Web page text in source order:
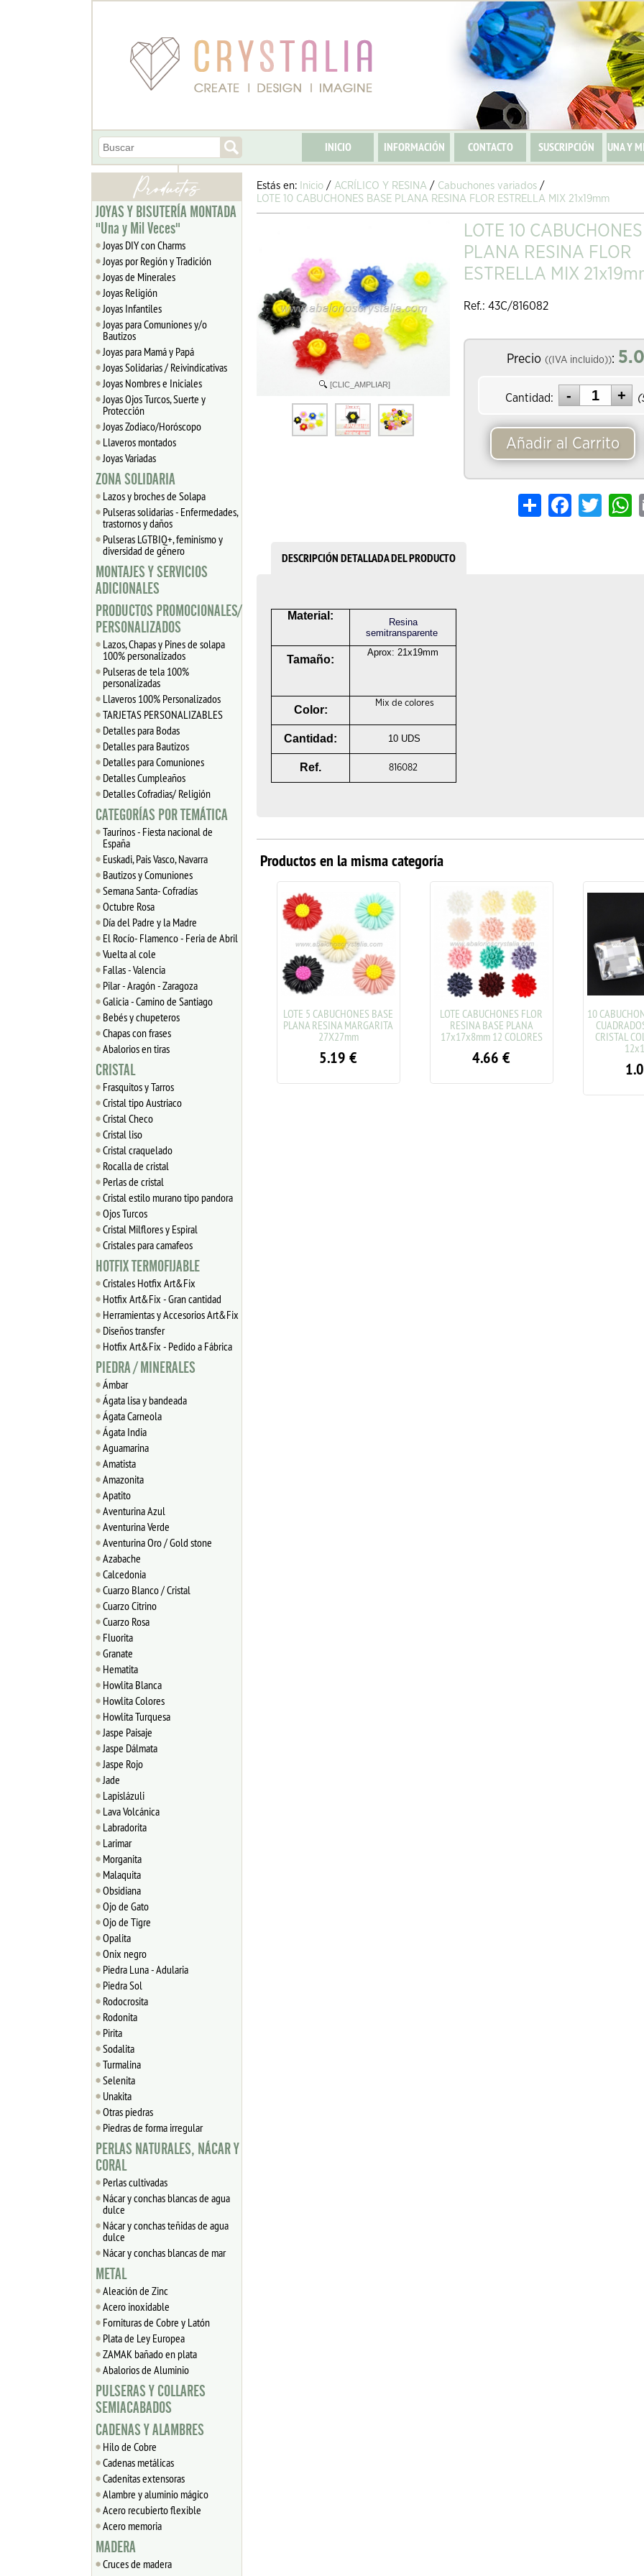
INICIO INFORMACIÓN CONTACTO SUSCRIPCIÓN UNA Y
JOYAS Y BISUTERÍA MONTADA
"Una y Mil Veces"
Joyas DIY con Charms
Joyas por Región y Tradición
Joyas de Minerales
Joyas Religión
Joyas Infantiles
Joyas para Comuniones y/o
Bautizos
Joyas para Mamá y Papá
Joyas Solidarias / Reivindicativas
Joyas Nombres e Iniciales
Joyas Ojos Turcos, Suerte y
Protección
Joyas Zodiaco/Horóscopo
Llaveros montados
Joyas Variadas
ZONA SOLIDARIA
Lazos y broches de Solapa
Pulseras solidarias - Enfermedades,
trastornos y daños
Pulseras LGTBIQ+, feminismo y
diversidad de género
MONTAJES Y SERVICIOS
ADICIONALES
PRODUCTOS PROMOCIONALES/
PERSONALIZADOS
Lazos, Chapas y Pines de solapa
100% personalizados
Pulseras de tela 100%
personalizadas
Llaveros 100% Personalizados
TARJETAS PERSONALIZABLES
Detalles para Bodas
Detalles para Bautizos
Detalles para Comuniones
Detalles Cumpleaños
Detalles Cofradias/ Religión
CATEGORÍAS POR TEMÁTICA
Taurinos - Fiesta nacional de
España
Euskadi, Pais Vasco, Navarra
Bautizos y Comuniones
Semana Santa- Cofradías
Octubre Rosa
Día del Padre y la Madre
El Rocío- Flamenco - Feria de Abril
Vuelta al cole
Fallas - Valencia
Pilar - Aragón - Zaragoza
Galicia - Camino de Santiago
Bebés y chupeteros
Chapas con frases
Abalorios en tiras
CRISTAL
Frasquitos y Tarros
Cristal tipo Austriaco
Cristal Checo
Cristal liso
Cristal craquelado
Rocalla de cristal
Perlas de cristal
Cristal estilo murano tipo pandora
Ojos Turcos
Cristal Milflores y Espiral
Cristales para camafeos
HOTFIX TERMOFIJABLE
Cristales Hotfix Art&Fix
Hotfix Art&Fix - Gran cantidad
Herramientas y Accesorios Art&Fix
Diseños transfer
Hotfix Art&Fix - Pedido a Fábrica
PIEDRA / MINERALES
Ámbar
Ágata lisa y bandeada
Ágata Carneola
Ágata India
Aguamarina
Amatista
Amazonita
Apatito
Aventurina Azul
Aventurina Verde
Aventurina Oro / Gold stone
Azabache
Calcedonia
Cuarzo Blanco / Cristal
Cuarzo Citrino
Cuarzo Rosa
Fluorita
Granate
Hematita
Howlita Blanca
Howlita Colores
Howlita Turquesa
Jaspe Paisaje
Jaspe Dálmata
Jaspe Rojo
Jade
Lapislázuli
Lava Volcánica
Labradorita
Larimar
Morganita
Malaquita
Obsidiana
Ojo de Gato
Ojo de Tigre
Opalita
Onix negro
Piedra Luna - Adularia
Piedra Sol
Rodocrosita
Rodonita
Pirita
Sodalita
Turmalina
Selenita
Unakita
Otras piedras
Piedras de forma irregular
PERLAS NATURALES, NÁCAR Y
CORAL
Perlas cultivadas
Nácar y conchas blancas de agua
dulce
Nácar y conchas teñidas de agua
dulce
Nácar y conchas blancas de mar
METAL
Aleación de Zinc
Acero inoxidable
Fornituras de Cobre y Latón
Plata de Ley Europea
ZAMAK bañado en plata
Abalorios de Aluminio
PULSERAS Y COLLARES
SEMIACABADOS
CADENAS Y ALAMBRES
Hilo de Cobre
Cadenas metálicas
Cadenitas extensoras
Alambre y aluminio mágico
Acero recubierto flexible
Acero memoria
MADERA
Cruces de madera
Estás en: Inicio / ACRÍLICO Y RESINA / Cabuchones variados /
LOTE 10 CABUCHONES BASE PLANA RESINA FLOR ESTRELLA MIX 21x19mm
[CLIC_AMPLIAR]
LOTE 10
PLANA RESINA FLOR
ESTRELLA MIX
Ref.: 43C/816082
Precio ((IVA incluido)):
Cantidad: (
Añadir al Carrito
Share FacebookTwitter
DESCRIPCIÓN DETALLADA DEL PRODUCTO
Material:
Resina
semitransparente
Tamaño:
Aprox: 21x19mm
Color:
Mix de colores
Cantidad: 10 UDS
Ref. 816082
Productos en la misma categoría
LOTE 5 CABUCHONES BASE
PLANA RESINA FORMA FLOR
16X8mm
2.48
LOTE 5 CABUCHONES BASE
PLANA RESINA MARGARITA
27X27mm
5.19€
LOTE CABUCHONES FLOR
RESINA BASE PLANA
17x17x8mm 12 COLORES
4.66€
10
CRISTAL